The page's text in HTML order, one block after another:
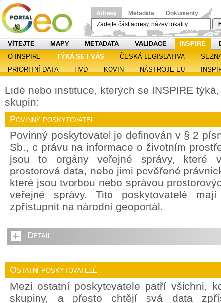
Adresy Metadata Dokumenty
VÍTEJTE MAPY METADATA VALIDACE INSPIRE
O INSPIRE
TÝKÁ SE I VÁS ČESKÁ LEGISLATIVA
PRIORITNÍ DATA
HVD KOVIN NÁSTROJE EU
Lidé nebo instituce, kterých se INSPIRE
skupin:
Povinný poskytovatel
Povinný poskytovatel je definován v § 2
Sb., o právu na informace o životním
jsou to orgány veřejné správy, které
prostorová data, nebo jimi pověřené
které jsou tvorbou nebo správou
veřejné správy. Tito poskytovatelé
zpřístupnit na národní geoportál.
Detail
Ostatní poskytovatelé
Mezi ostatní poskytovatele patří všichni,
skupiny, a přesto chtějí svá data